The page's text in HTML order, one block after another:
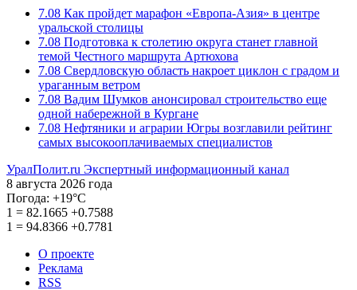
7.08 Как пройдет марафон «Европа-Азия» в центре
уральской столицы
7.08 Подготовка к столетию округа станет главной
темой Честного маршрута Артюхова
7.08 Свердловскую область накроет циклон с градом и
ураганным ветром
7.08 Вадим Шумков анонсировал строительство еще
одной набережной в Кургане
7.08 Нефтяники и аграрии Югры возглавили рейтинг
самых высокооплачиваемых специалистов
УралПолит.ru Экспертный информационный канал
8 августа 2026 года
Погода: +19°С
1 = 82.1665 +0.7588
1 = 94.8366 +0.7781
О проекте
Реклама
RSS